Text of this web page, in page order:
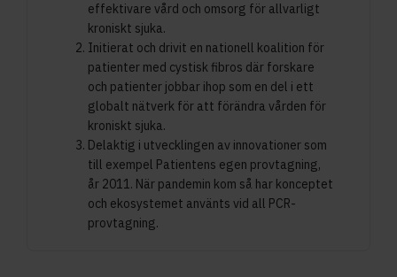
effektivare vård och omsorg för allvarligt
kroniskt sjuka.
Initierat och drivit en nationell koalition för
patienter med cystisk fibros där forskare
och patienter jobbar ihop som en del i ett
globalt nätverk för att förändra vården för
kroniskt sjuka.
Delaktig i utvecklingen av innovationer som
till exempel Patientens egen provtagning,
år 2011. När pandemin kom så har konceptet
och ekosystemet använts vid all PCR-
provtagning.